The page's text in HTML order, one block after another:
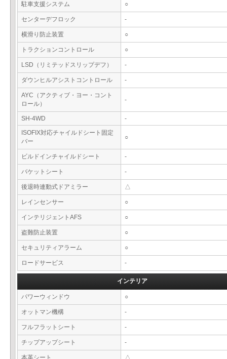
駐車支援システム ○
センターデフロック -
横滑り防止装置 ○
トラクションコントロール ○
LSD（リミテッドスリップデフ） -
ダウンヒルアシストコントロール -
AYC（アクティブ・ヨー・コント
ロール）
-
SH-4WD
-
ISOFIX対応チャイルドシート固定
バー
○
ビルドインチャイルドシート -
バケットシート -
後退時連動式ドアミラー △
レインセンサー ○
インテリジェントAFS ○
盗難防止装置 ○
セキュリティアラーム ○
ロードサービス -
インテリア
パワーウィンドウ ○
オットマン機構 -
フルフラットシート -
チップアップシート -
本革シート △